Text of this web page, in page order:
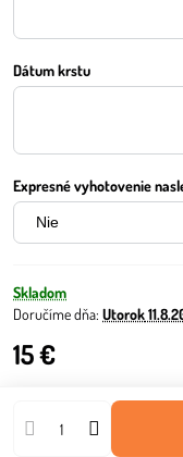
Dátum krstu
Expresné vyhotovenie
Skladom
Doručíme dňa: Utorok
15 €